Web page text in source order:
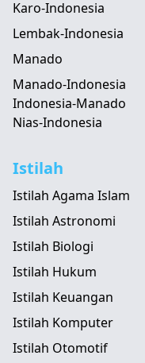
Karo-Indonesia
Lembak-Indonesia
Manado
Manado-Indonesia
Indonesia-Manado
Nias-Indonesia
Istilah
Istilah Agama Islam
Istilah Astronomi
Istilah Biologi
Istilah Hukum
Istilah Keuangan
Istilah Komputer
Istilah Otomotif